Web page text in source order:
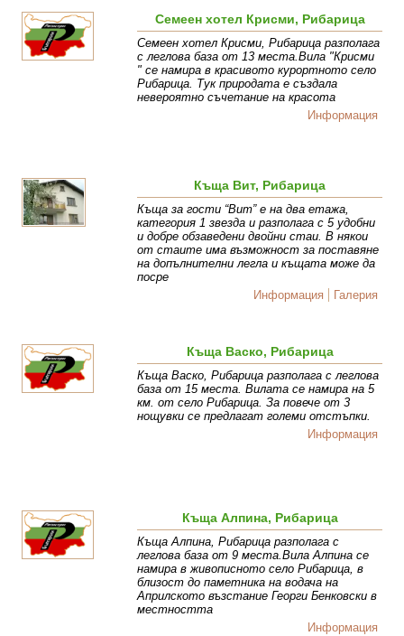
Семеен хотел Крисми, Рибарица
Семеен хотел Крисми, Рибарица разполага
с леглова база от 13 места.Вила "Крисми
" се намира в красивото курортното село
Рибарица. Тук природата е създала
невероятно съчетание на красота
Информация
Къща Вит, Рибарица
Къща за гости “Вит” е на два етажа,
категория 1 звезда и разполага с 5 удобни
и добре обзаведени двойни стаи. В някои
от стаите има възможност за поставяне
на допълнителни легла и къщата може да
посре
Информация
Галерия
Къща Васко, Рибарица
Къща Васко, Рибарица разполага с леглова
база от 15 места. Вилата се намира на 5
км. от село Рибарица. За повече от 3
нощувки се предлагат големи отстъпки.
Информация
Къща Алпина, Рибарица
Къща Алпина, Рибарица разполага с
леглова база от 9 места.Вила Алпина се
намира в живописното село Рибарица, в
близост до паметника на водача на
Априлското възстание Георги Бенковски в
местността
Информация